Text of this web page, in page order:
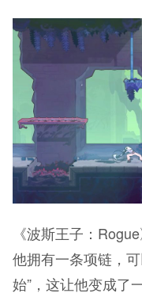
《波斯王子：
他拥有一条项链，
始”，这让他变成了